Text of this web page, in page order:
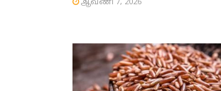
ஆவணி 7, 2026